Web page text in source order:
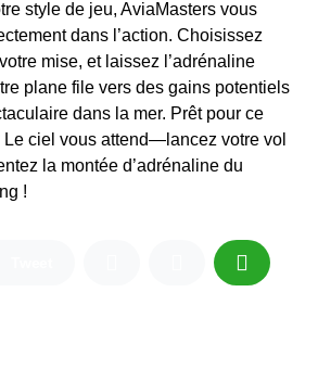
style de jeu, AviaMasters vous
dans l’action. Choisissez
mise, et laissez l’adrénaline
plane file vers des gains potentiels
dans la mer. Prêt pour ce
Le ciel vous attend—lancez votre vol
la montée d’adrénaline du
!